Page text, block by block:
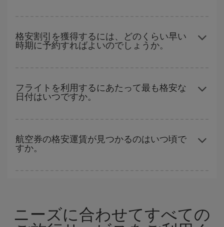
空券を見つけるためのヒントは、
早めのご予約とフレキシブル
計画です。通常の場合、できるだけ早い時期に予約した航空券が
格安割引を獲得するには、どのくらい早い
時期に予約すればよいのでしょうか。
空席数および格安運賃（エコノミー）のご利用可能な残数に応じ
ます。 このため、格安航空券
を獲得するには早い時期でのご購入
フライトを利用するにあたって最も格安な
日付はいつですか。
索機能 をご利用いただくことが簡単です。 出発地、行先、ご旅行
予定日を入力してください。 入力した選択肢だけではなく、往路
航空券の格安運賃が見つかるのはいつ頃で
すか。
週末のご旅行をお考えなら
出来るだけ早い時期 に航空券をご購入
いただくことで、格安運賃が見つけやすくなります。
ニーズに合わせてすべての